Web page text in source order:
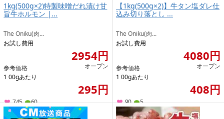
1kg(500g×2)特製味噌だれ漬け甘
旨牛ホルモン |...
The Oniku(肉...
お試し費用
2954円
参考価格
オープン
1 00gあたり
295円
745 60
【1kg(500g×2)】牛タン塩ダレ仕
込み切り落とし ...
The Oniku(肉...
お試し費用
4080円
参考価格
オープン
1 00gあたり
408円
90 5